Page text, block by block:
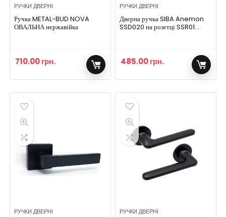
РУЧКИ ДВЕРНІ
Ручка METAL-BUD NOVA
ОВАЛЬНА нержавійка
710.00грн.
РУЧКИ ДВЕРНІ
Дверна ручка SIBA Anemon
SSD020 на розетці SSR01
485.00грн.
РУЧКИ ДВЕРНІ РУЧКИ ДВЕРНІ